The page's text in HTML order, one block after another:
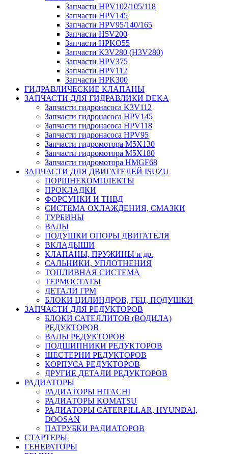
Запчасти HPV102/105/118
Запчасти HPV145
Запчасти HPV95/140/165
Запчасти H5V200
Запчасти HPKO55
Запчасти K3V280 (H3V280)
Запчасти HPV375
Запчасти HPV112
Запчасти HPK300
ГИДРАВЛИЧЕСКИЕ КЛАПАНЫ
ЗАПЧАСТИ ДЛЯ ГИДРАВЛИКИ DEKA
Запчасти гидронасоса K3V112
Запчасти гидронасоса HPV145
Запчасти гидронасоса HPV118
Запчасти гидронасоса HPV95
Запчасти гидромотора M5X130
Запчасти гидромотора M5X180
Запчасти гидромотора HMGF68
ЗАПЧАСТИ ДЛЯ ДВИГАТЕЛЕЙ ISUZU
ПОРШНЕКОМПЛЕКТЫ
ПРОКЛАДКИ
ФОРСУНКИ И ТНВД
СИСТЕМА ОХЛАЖДЕНИЯ, СМАЗКИ
ТУРБИНЫ
ВАЛЫ
ПОДУШКИ ОПОРЫ ДВИГАТЕЛЯ
ВКЛАДЫШИ
КЛАПАНЫ, ПРУЖИНЫ и др.
САЛЬНИКИ, УПЛОТНЕНИЯ
ТОПЛИВНАЯ СИСТЕМА
ТЕРМОСТАТЫ
ДЕТАЛИ ГРМ
БЛОКИ ЦИЛИНДРОВ, ГБЦ, ПОДУШКИ
ЗАПЧАСТИ ДЛЯ РЕДУКТОРОВ
БЛОКИ САТЕЛЛИТОВ (ВОДИЛА)
РЕДУКТОРОВ
ВАЛЫ РЕДУКТОРОВ
ПОДШИПНИКИ РЕДУКТОРОВ
ШЕСТЕРНИ РЕДУКТОРОВ
КОРПУСА РЕДУКТОРОВ
ДРУГИЕ ДЕТАЛИ РЕДУКТОРОВ
РАДИАТОРЫ
РАДИАТОРЫ HITACHI
РАДИАТОРЫ KOMATSU
РАДИАТОРЫ CATERPILLAR, HYUNDAI,
DOOSAN
ПАТРУБКИ РАДИАТОРОВ
СТАРТЕРЫ
ГЕНЕРАТОРЫ